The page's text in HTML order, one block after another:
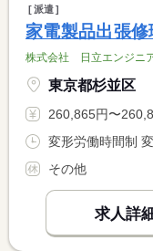
派遣
家電製品出張
株式会社 日立エンジニ
東京都杉並区
260,865円〜260,865円 ※フルタイム
その他
求人詳